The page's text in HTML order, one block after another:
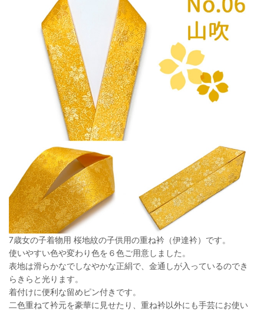
7歳女の子着物用 桜地紋の子供用の重ね衿（伊達衿）です。
使いやすい色や変わり色を６色ご用意しました。
表地は滑らかなでしなやかな正絹で、金通しが入っているのでき
らきらと光ります。
着付けに便利な留めピン付きです。
二色重ねて衿元を豪華に見せたり、重ね衿以外にも手芸にお使い